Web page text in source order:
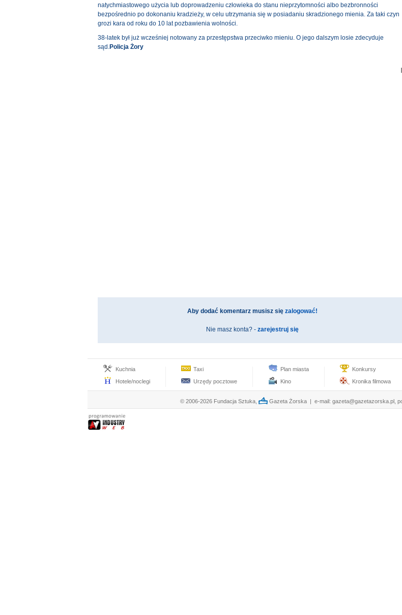
natychmiastowego użycia lub doprowadzeniu człowieka do stanu nieprzytomności albo bezbronności
bezpośrednio po dokonaniu kradzieży, w celu utrzymania się w posiadaniu skradzionego mienia. Za taki czyn
grozi kara od roku do 10 lat pozbawienia wolności.
38-latek był już wcześniej notowany za przestępstwa przeciwko mieniu. O jego dalszym losie zdecyduje
sąd.Policja Żory
Aby dodać komentarz musisz się zalogować!
Nie masz konta? - zarejestruj się
Kuchnia
Hotele/noclegi
Taxi
Urzędy pocztowe
Plan miasta
Kino
Konkursy
Kronika filmowa
© 2006-2026 Fundacja Sztuka, Gazeta Żorska | e-mail: gazeta@gazetazorska.pl